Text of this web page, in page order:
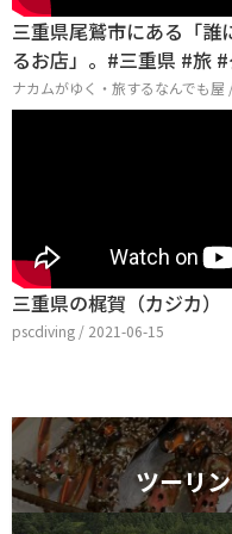
三重県尾鷲市にある「誰
るお店」。#三重県 #旅
ナカムがゆく・旅するなんでも
三重県の梶賀（カジカ）
pscdiving / 2021-06-15
ツーリ